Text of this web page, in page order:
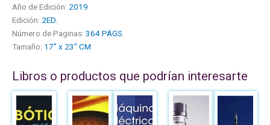
Año de Edición: 2019
Edición: 2ED.
Número de Paginas: 364 PÁGS.
Tamaño: 17" x 23" CM
Libros o productos que podrían interesarte